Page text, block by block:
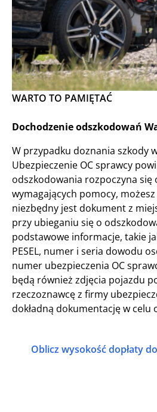
WARTO TO PAMIĘTAĆ
Dochodzenie odszkodowań
W przypadku doznania szkody
Ubezpieczenie OC sprawcy
odszkodowania rozpoczyna
wymagających pomocy,
niezbędny jest dokument z
przy ubieganiu się o
podstawowe informacje, takie
PESEL, numer i seria dowodu
numer ubezpieczenia OC
będą również zdjęcia pojazdu
rzeczoznawcę z firmy
dokładną dokumentację w
Oblicz wysokość dopłaty